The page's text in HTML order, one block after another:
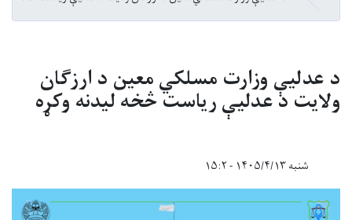
د عدلیې وزارت مسلکي معین د ارزګان
ولایت د عدلیې ریاست څخه لیدنه وکړه
شنبه ۱۴۰۵/۴/۱۳ - ۱۵:۲